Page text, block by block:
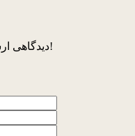
دیدگاهی ارسال نشده است!